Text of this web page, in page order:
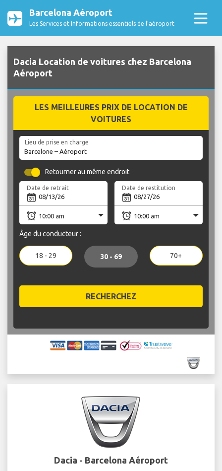
Barcelona Aéroport
Les Services et Informations essentiels de l’aéroport
Dacia Location de voitures chez Barcelona
Aéroport
LES MEILLEURES PRIX DE LOCATION DE
VOITURES
Lieu de prise en charge
Retourner au même endroit
Date de retrait Date de restitution
Âge du conducteur :
18 - 29 30 - 69 70+
RECHERCHEZ
Dacia - Barcelona Aéroport